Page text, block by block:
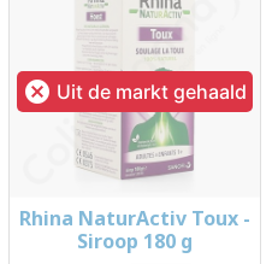
 Uit de markt gehaald
Rhina NaturActiv Toux -
Siroop 180 g